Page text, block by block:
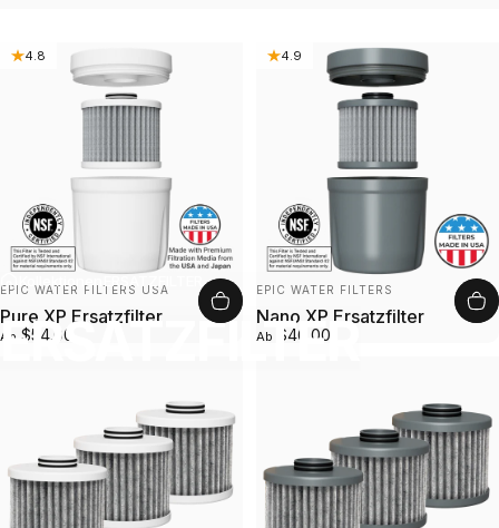
Kollektionen ERSATZFILTER
ERSATZFILTER
4.8
Anbieter:
EPIC WATER FILTERS USA
Pure XP Ersatzfilter
Ab $54.00
4.9
Anbieter:
EPIC WATER FILTERS
Nano XP Ersatzfilter
Ab $46.00